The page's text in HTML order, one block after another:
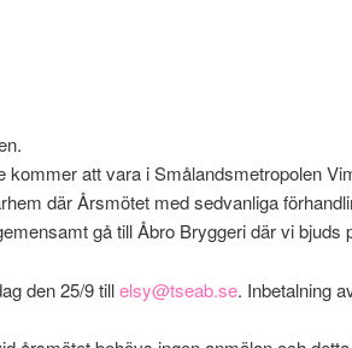
kommer att vara i Smålandsmetropolen
där Årsmötet med sedvanliga
gå till Åbro Bryggeri där vi bjuds
den 25/9 tillelsy@tseab.se. Inbetalning